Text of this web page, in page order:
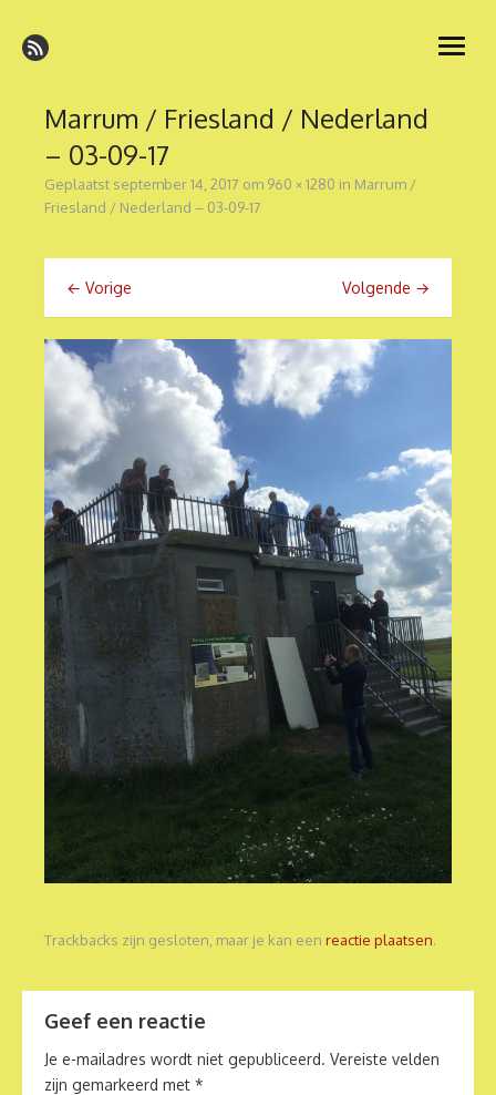
naar
de
open
Marrum / Friesland / Nederland
– 03-09-17
Geplaatst september 14, 2017 om 960 × 1280 in Marrum /
Friesland / Nederland – 03-09-17
← Vorige Volgende →
Trackbacks zijn gesloten, maar je kan een reactie plaatsen.
Geef een reactie
Je e-mailadres wordt niet gepubliceerd. Vereiste velden
zijn gemarkeerd met *